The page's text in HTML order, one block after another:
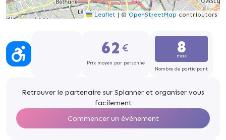
Leaflet | ©OpenStreetMap contributors
62
Prix moyen par personne
8
max
Nombre de participant
Retrouver le partenaire sur Splanner et organiser vous
facilement
Commencer un événement